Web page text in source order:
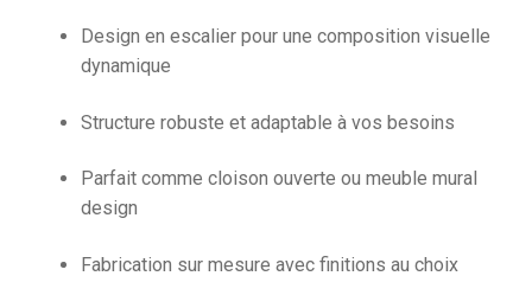
Design en escalier pour une composition visuelle
dynamique
Structure robuste et adaptable à vos besoins
Parfait comme cloison ouverte ou meuble mural
design
Fabrication sur mesure avec finitions au choix